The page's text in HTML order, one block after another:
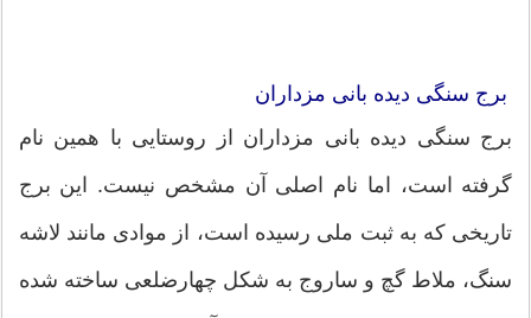
برج سنگی دیده بانی مزداران
برج سنگی دیده بانی مزداران از روستایی با همین نام
گرفته است، اما نام اصلی آن مشخص نیست. این برج
تاریخی که به ثبت ملی رسیده است، از موادی مانند لاشه
سنگ، ملاط گچ و ساروج به شکل چهارضلعی ساخته شده